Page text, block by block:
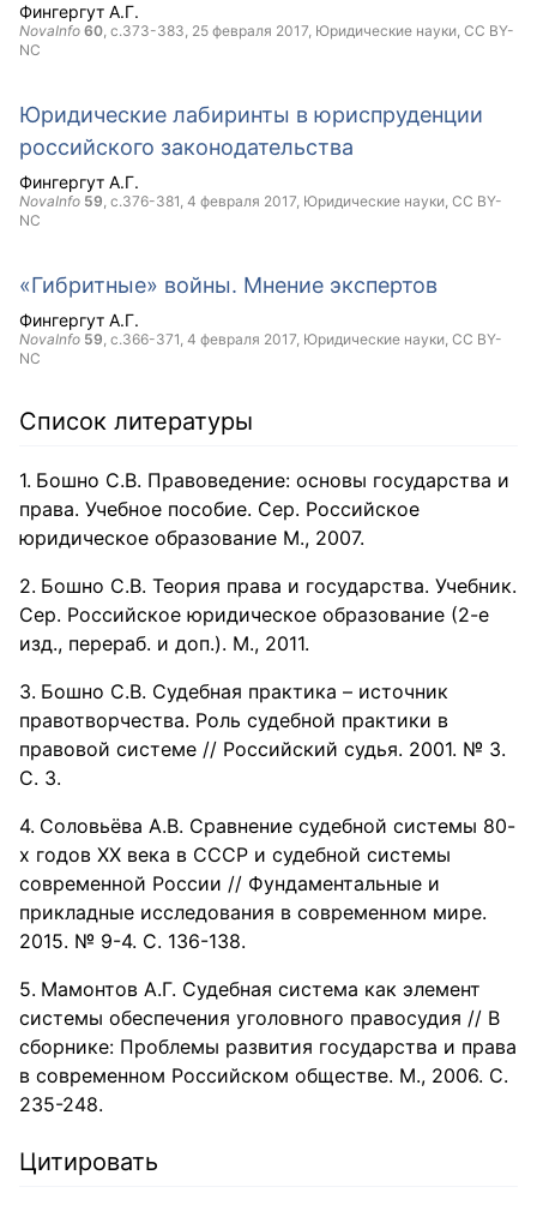
Фингергут А.Г.
NovaInfo 60, с.373-383, 25 февраля 2017, Юридические науки, CC BY-
NC
Юридические лабиринты в юриспруденции
российского законодательства
Фингергут А.Г.
NovaInfo 59, с.376-381, 4 февраля 2017, Юридические науки, CC BY-
NC
«Гибритные» войны. Мнение экспертов
Фингергут А.Г.
NovaInfo 59, с.366-371, 4 февраля 2017, Юридические науки, CC BY-
NC
Список литературы
Бошно С.В. Правоведение: основы государства и
права. Учебное пособие. Сер. Российское
юридическое образование М., 2007.
Бошно С.В. Теория права и государства. Учебник.
Сер. Российское юридическое образование (2-е
изд., перераб. и доп.). М., 2011.
Бошно С.В. Судебная практика – источник
правотворчества. Роль судебной практики в
правовой системе // Российский судья. 2001. № 3.
С. 3.
Соловьёва А.В. Сравнение судебной системы 80-
х годов ХХ века в СССР и судебной системы
современной России // Фундаментальные и
прикладные исследования в современном мире.
2015. № 9-4. С. 136-138.
Мамонтов А.Г. Судебная система как элемент
системы обеспечения уголовного правосудия // В
сборнике: Проблемы развития государства и права
в современном Российском обществе. М., 2006. С.
235-248.
Цитировать